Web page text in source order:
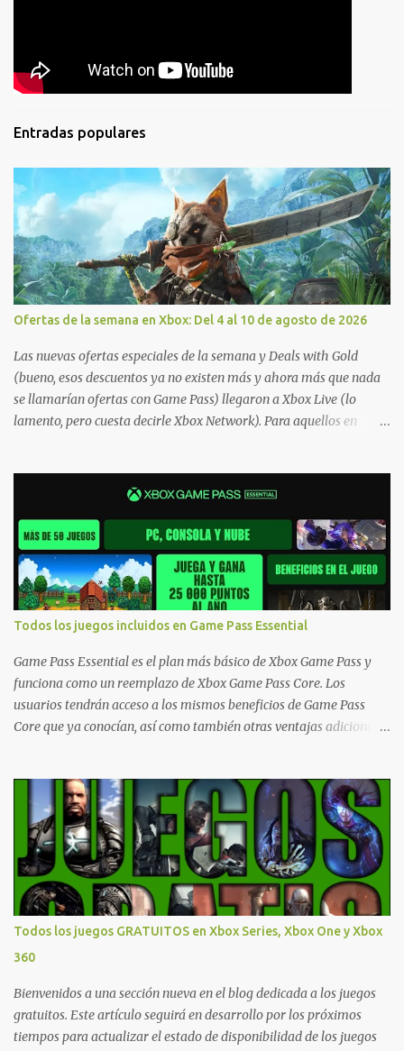
Entradas populares
Ofertas de la semana en Xbox: Del 4 al 10 de agosto de 2026
Las nuevas ofertas especiales de la semana y Deals with Gold
(bueno, esos descuentos ya no existen más y ahora más que nada
se llamarían ofertas con Game Pass) llegaron a Xbox Live (lo
lamento, pero cuesta decirle Xbox Network). Para aquellos en
jugarlos y mantener un progreso compartido en Windows PC y
Xbox, y tenemos un listado de juegos compatibles por acá . ¿Aún
necesitas una mano con las compras? Tenemos un tutorial extenso
o en vídeo para que se quiten todas las dudas generales de cómo
hacer compras en Xbox . Podes consultar un listado más completo
de promociones desde xbox.com. El post puede tener
actualizaciones regulares o cambios ante cualquier error. Ofertas
- Argentina Ofertas - Chile Ofertas - Colombia Ofertas - México
Ofertas - Estados Unidos Ofertas - España Todas las ofertas de
Xbox One también aplican a Xbox Series, a excepción de los jue...
Todos los juegos incluidos en Game Pass Essential
Game Pass Essential es el plan más básico de Xbox Game Pass y
funciona como un reemplazo de Xbox Game Pass Core. Los
usuarios tendrán acceso a los mismos beneficios de Game Pass
Core que ya conocían, así como también otras ventajas adicionales
que están en Xbox y PC, que van desde skins, desbloqueo de
personajes, paquetes de armas hasta emotes, monedas virtuales y
más para diferentes títulos. Todas estas ventajas se pueden
reclamar desde la sección de Game Pass o en tu aplicación de Xbox
yendo directamente a la pestaña de Game Pass. Essential también
ahora sumará el acceso a la Nube de Xbox, el cual nos permitite
jugar una pequeña porción de los juegos de la suscripción
mediante xCloud y más de 600 juegos compatibles si es que los
compramos previamente (con más títulos en camino a ser
compatibles con la función Transmite tu Propios Juegos). Pueden
leer más...
Todos los juegos GRATUITOS en Xbox Series, Xbox One y Xbox
360
Bienvenidos a una sección nueva en el blog dedicada a los juegos
gratuitos. Este artículo seguirá en desarrollo por los próximos
tiempos para actualizar el estado de disponibilidad de los juegos